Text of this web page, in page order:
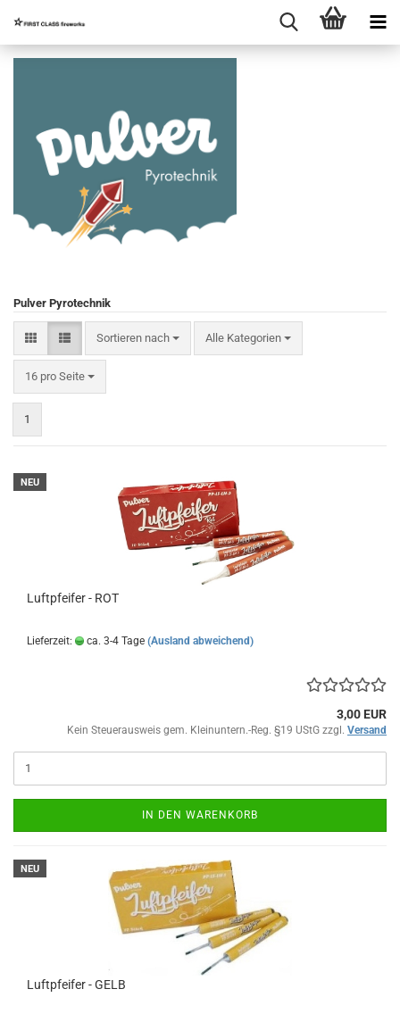
Pulver Pyrotechnik
Sortieren nach
Sortieren nach Alle Kategorien
16 pro Seite
pro Seite
1
NEU
Luftpfeifer - ROT
Lieferzeit: ca. 3-4 Tage (Ausland abweichend)
3,00 EUR
Kein Steuerausweis gem. Kleinuntern.-Reg. §19 UStG zzgl. Versand
IN DEN WARENKORB
NEU
Luftpfeifer - GELB